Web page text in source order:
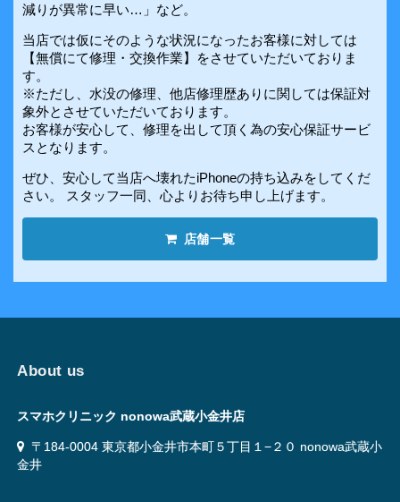
減りが異常に早い…」など。
当店では仮にそのような状況になったお客様に対しては
【無償にて修理・交換作業】をさせていただいておりま
す。
※ただし、水没の修理、他店修理歴ありに関しては保証対
象外とさせていただいております。
お客様が安心して、修理を出して頂く為の安心保証サービ
スとなります。
ぜひ、安心して当店へ壊れたiPhoneの持ち込みをしてくだ
さい。 スタッフ一同、心よりお待ち申し上げます。
店舗一覧
About us
スマホクリニック nonowa武蔵小金井店
〒184-0004 東京都小金井市本町５丁目１−２０ nonowa武蔵小
金井